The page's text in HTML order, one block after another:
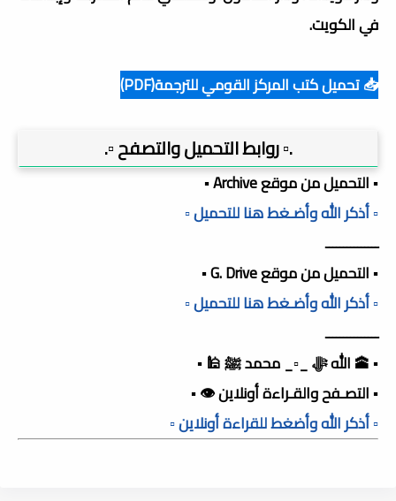
في الكويت.
📥 تحميل كتب المركز القومي للترجمة(PDF)
.▫️ روابط التحميل والتصفح ▫️.
▪️ التحميل من موقع Archive ▪️
▫️ أذكر الله وأضـغط هنا للتحميل ▫️
ـــــــــــــــ
▪️ التحميل من موقع G. Drive ▪️
▫️ أذكر الله وأضـغط هنا للتحميل ▫️
ـــــــــــــــ
▪️ 🕋 الله ﷻ _▫️_ محمد ﷺ 🕌 ▪️
▪️ التصـفح والقـراءة أونلاين 👁️ ▪️
▫️ أذكر الله وأضغط للقراءة أونلاين ▫️